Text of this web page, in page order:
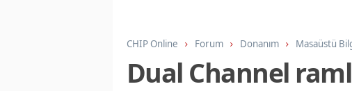
CHIP Online Forum Donanım Masaüstü
Dual Channel